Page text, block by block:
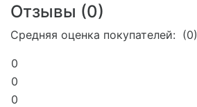
Отзывы (0)
Средняя оценка покупателей: (0)
0
0
0